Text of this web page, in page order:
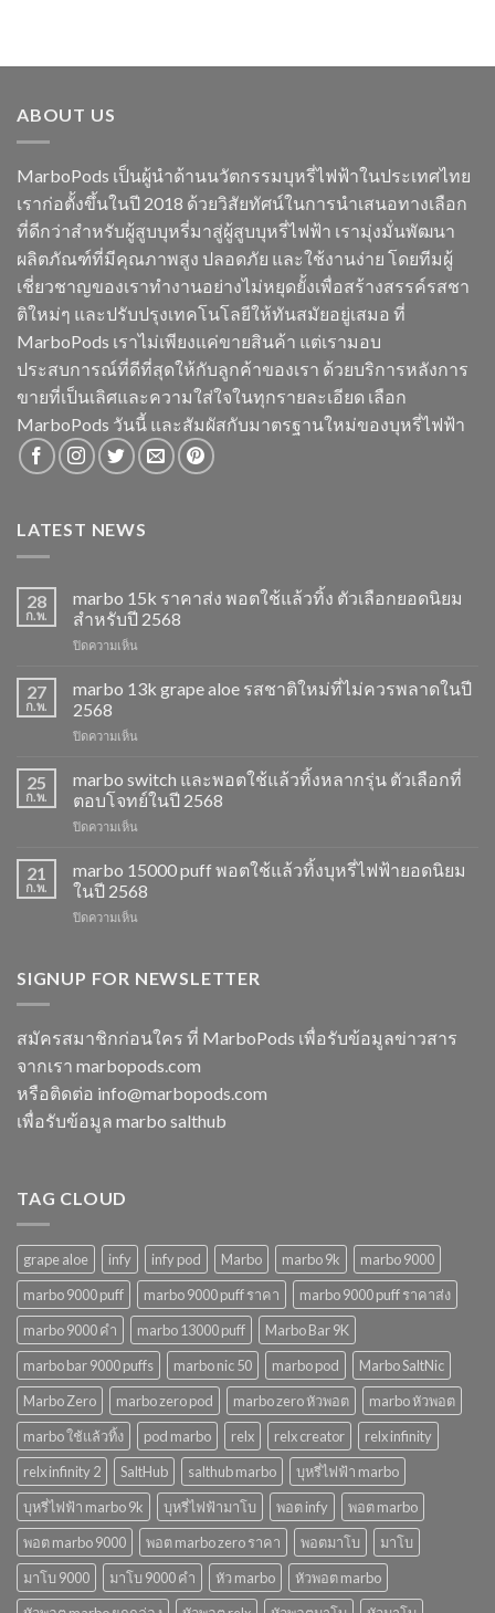
ABOUT US
MarboPods เป็นผู้นำด้านนวัตกรรมบุหรี่ไฟฟ้าในประเทศไทย
เราก่อตั้งขึ้นในปี 2018 ด้วยวิสัยทัศน์ในการนำเสนอทางเลือก
ที่ดีกว่าสำหรับผู้สูบบุหรี่มาสู่ผู้สูบบุหรี่ไฟฟ้า เรามุ่งมั่นพัฒนา
ผลิตภัณฑ์ที่มีคุณภาพสูง ปลอดภัย และใช้งานง่าย โดยทีมผู้
เชี่ยวชาญของเราทำงานอย่างไม่หยุดยั้งเพื่อสร้างสรรค์รสชา
ติใหม่ๆ และปรับปรุงเทคโนโลยีให้ทันสมัยอยู่เสมอ ที่
MarboPods เราไม่เพียงแค่ขายสินค้า แต่เรามอบ
ประสบการณ์ที่ดีที่สุดให้กับลูกค้าของเรา ด้วยบริการหลังการ
ขายที่เป็นเลิศและความใส่ใจในทุกรายละเอียด เลือก
MarboPods วันนี้ และสัมผัสกับมาตรฐานใหม่ของบุหรี่ไฟฟ้า
LATEST NEWS
28
ก.พ.
marbo 15k ราคาส่ง พอตใช้แล้วทิ้ง ตัวเลือกยอดนิยม
สำหรับปี 2568
ปิดความเห็น
15k
ราคา
พอต
แล้ว
ทิ้ง
เลือก
นิยม
สำหรับ
2568
27
ก.พ.
marbo 13k grape aloe รสชาติใหม่ที่ไม่ควรพลาดในปี
2568
ปิดความเห็น
13k
grape
aloe
รสชาติ
ที่
ไม่
พลาด
25
ก.พ.
marbo switch และพอตใช้แล้วทิ้งหลากรุ่น ตัวเลือกที่
ตอบโจทย์ในปี 2568
ปิดความเห็น
switch
และ
พอต
ใช้
หลาก
เลือก
ตอบ
โจทย์
ในปี
2568
21
ก.พ.
marbo 15000 puff พอตใช้แล้วทิ้งบุหรี่ไฟฟ้ายอดนิยม
ในปี 2568
ปิดความเห็น
puff
แล้ว
ทิ้ง
บุหรี่
ยอด
นิยม
SIGNUP FOR NEWSLETTER
สมัครสมาชิกก่อนใคร ที่ MarboPods เพื่อรับข้อมูลข่าวสาร
จากเรา marbopods.com
หรือติดต่อ info@marbopods.com
เพื่อรับข้อมูล marbo salthub
TAG CLOUD
grape aloe infy infy pod Marbo marbo 9k
marbo 9000
marbo 9000 puff
marbo 9000 puff ราคา
marbo 9000 puff ราคาส่ง
marbo 9000 คํา
marbo 13000 puff
Marbo Bar 9K
marbo bar 9000 puffs
marbo nic 50 marbo pod
Marbo SaltNic
Marbo Zero
marbo zero pod marbo zero หัวพอต
marbo หัวพอต
marbo ใช้แล้วทิ้ง
pod marbo relx relx creator
relx infinity
relx infinity 2
SaltHub salthub marbo
บุหรี่ไฟฟ้า marbo
บุหรี่ไฟฟ้า marbo 9k
บุหรี่ไฟฟ้ามาโบ พอต infy
พอต marbo
พอต marbo 9000
พอต marbo zero ราคา พอตมาโบ
มาโบ
มาโบ 9000
มาโบ 9000 คํา หัว marbo
หัวพอต marbo